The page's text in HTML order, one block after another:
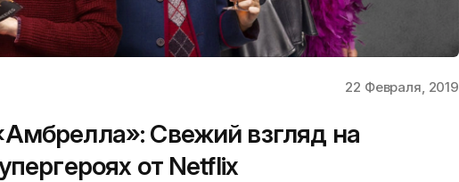
22 Февраля, 2019
Свежий взгляд на
от Netflix